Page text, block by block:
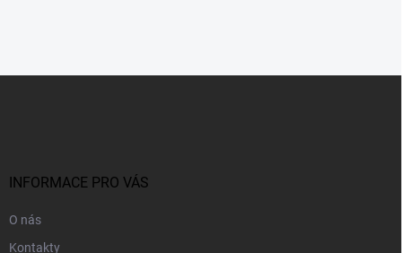
INFORMACE PRO VÁS
O nás
Kontakty